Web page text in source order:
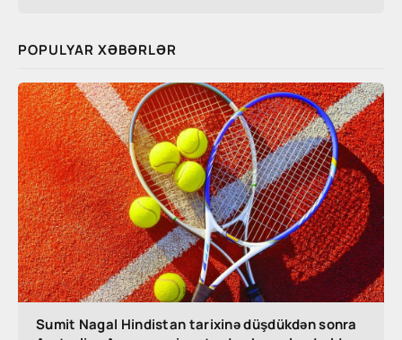
POPULYAR XƏBƏRLƏR
Sumit Nagal Hindistan tarixinə düşdükdən sonra